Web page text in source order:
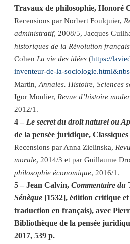
Travaux de philosophie, Honoré
Recensions par Norbert Foulquier,
administratif, 2008/5, Jacques
historiques de la Révolution
Cohen La vie des idées (https://
inventeur-de-la-
Martin, Annales. Histoire, Sciences
Igor Moulier, Revue d’histoire
2012/1.
4 – Le secret du droit naturel ou
de la pensée juridique,
Recensions par Anna Zielinska,
morale, 2014/3 et par Guillaume
philosophie économique, 2016/1.
5 – Jean Calvin, Commentaire du
Sénèque [1532], édition critique
traduction en français), avec
Bibliothèque de la pensée
2017, 539 p.